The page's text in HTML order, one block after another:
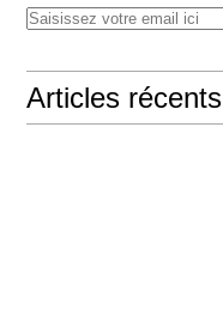
Articles récents